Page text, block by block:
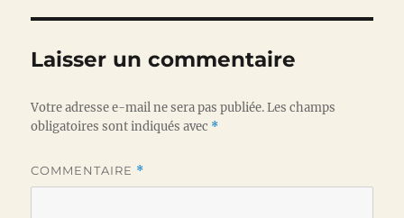
Laisser un commentaire
Votre adresse e-mail ne sera pas publiée. Les champs
obligatoires sont indiqués avec *
COMMENTAIRE *